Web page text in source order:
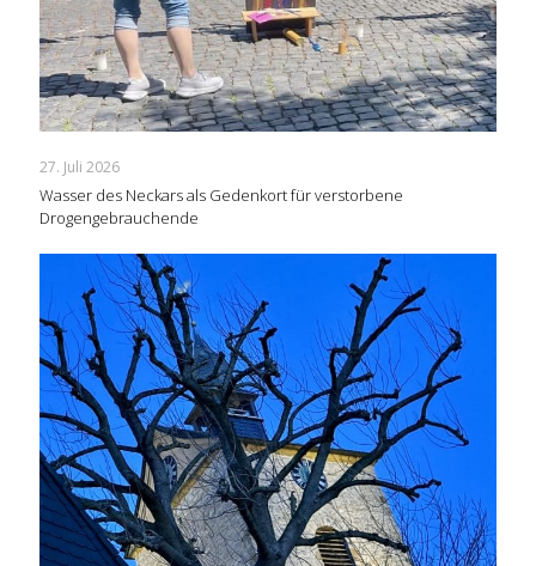
27. Juli 2026
Wasser des Neckars als Gedenkort für verstorbene
Drogengebrauchende